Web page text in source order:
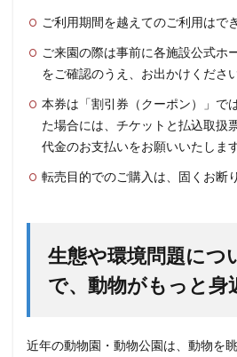
ご利用期間を越えてのご利用はで
ご来園の際は事前に各施設公式ホ
をご確認のうえ、お出かけください
本券は「割引券（クーポン）」で
た場合には、チケットと払込取扱
代金のお支払いをお願いいたします
転売目的でのご購入は、固くお断
生態や環境問題につ
で、動物がもっと身
近年の動物園・動物公園は、動物を